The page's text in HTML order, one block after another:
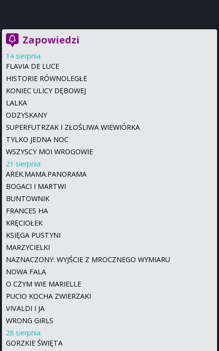
Zapowiedzi
14 sierpnia
FLAVIA DE LUCE
HISTORIE RÓWNOLEGŁE
KONIEC ULICY DĘBOWEJ
LALKA
ODZYSKANY
SUPERFUTRZAK I ZŁOŚLIWA WIEWIÓRKA
TYLKO JEDNA NOC
WSZYSCY MOI WROGOWIE
21 sierpnia
AREK.MAMA.PANORAMA
BOGACI I MARTWI
BUNTOWNIK
FRANCES HA
KRĘCIOŁEK
KSIĘGA PUSTYNI
MARZYCIELKI
NAZNACZONY: WYJŚCIE Z MROCZNEGO WYMIARU
NOWA FALA
O CZYM WIE MARIELLE
PUCIO KOCHA ZWIERZAKI
VIVALDI I JA
WRONG GIRLS
28 sierpnia
GORZKIE ŚWIĘTA